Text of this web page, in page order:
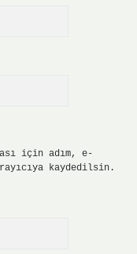
için adım, e-
kaydedilsin.